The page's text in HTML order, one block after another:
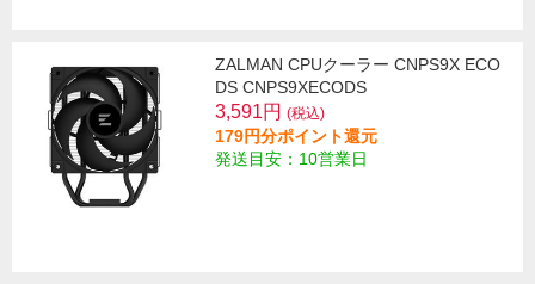
ZALMAN CPUクーラー CNPS9X ECO
DS CNPS9XECODS
3,591円 (税込)
179円分ポイント還元
発送目安：10営業日